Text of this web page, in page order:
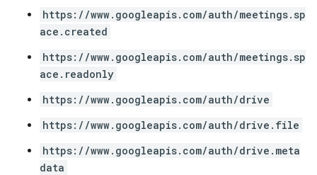
https://www.googleapis.com/auth/meetings.sp
ace.created
https://www.googleapis.com/auth/meetings.sp
ace.readonly
https://www.googleapis.com/auth/drive
https://www.googleapis.com/auth/drive.file
https://www.googleapis.com/auth/drive.meta
data